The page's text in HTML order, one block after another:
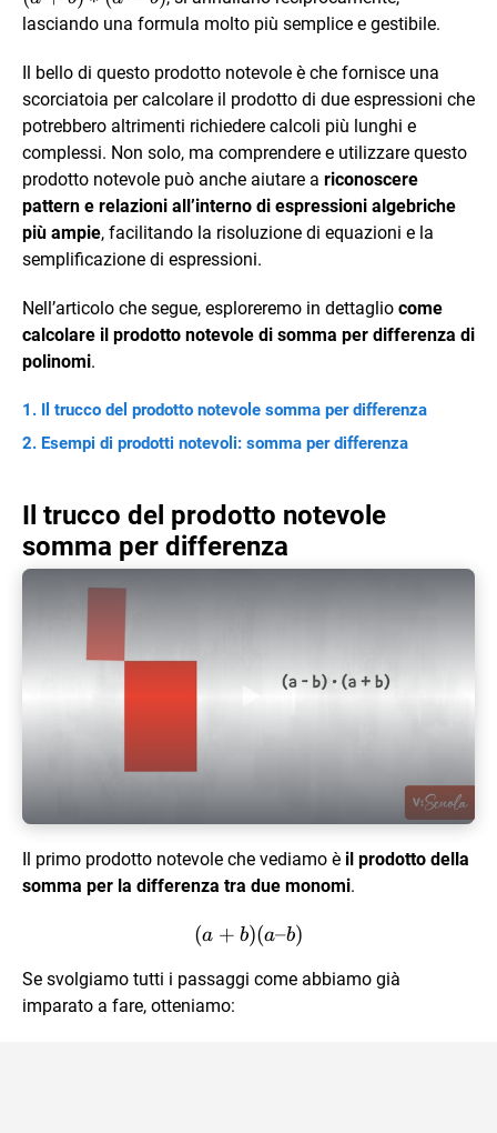
lasciando una formula molto più semplice e gestibile.
Il bello di questo prodotto notevole è che fornisce una
scorciatoia per calcolare il prodotto di due espressioni che
potrebbero altrimenti richiedere calcoli più lunghi e
complessi. Non solo, ma comprendere e utilizzare questo
prodotto notevole può anche aiutare a riconoscere
pattern e relazioni all’interno di espressioni algebriche
più ampie, facilitando la risoluzione di equazioni e la
semplificazione di espressioni.
Nell’articolo che segue, esploreremo in dettaglio come
calcolare il prodotto notevole di somma per differenza di
polinomi.
Il trucco del prodotto notevole somma per differenza
Esempi di prodotti notevoli: somma per differenza
Il trucco del prodotto notevole
somma per differenza
Play Video
Il primo prodotto notevole che vediamo è il prodotto della
somma per la differenza tra due monomi.
(a + b)(a – b)
(a + b)(a–b)
Se svolgiamo tutti i passaggi come abbiamo già
imparato a fare, otteniamo: